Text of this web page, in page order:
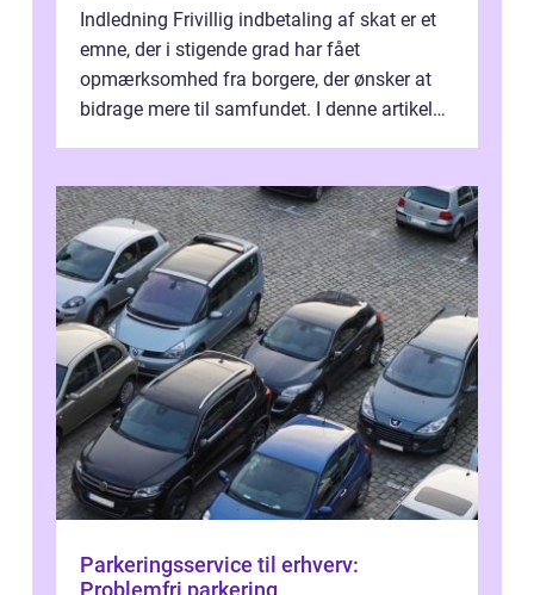
Indledning Frivillig indbetaling af skat er et
emne, der i stigende grad har fået
opmærksomhed fra borgere, der ønsker at
bidrage mere til samfundet. I denne artikel
Parkeringsservice til erhverv:
Problemfri parkering